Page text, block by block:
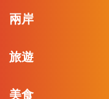
兩岸
旅遊
美食